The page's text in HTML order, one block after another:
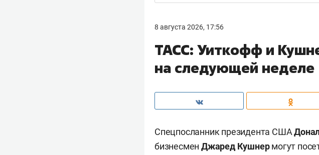
8 августа 2026, 17:56
ТАСС: Уиткофф и
на следующей неделе
Спецпосланник президента США
бизнесменДжаред Кушнермогут